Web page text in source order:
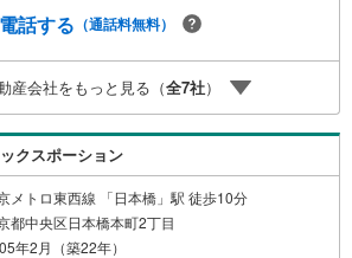
電話する （通話料無料）
産会社をもっと見る（全7社）
クスポーション
メトロ東西線 「日本橋」駅 徒歩10分
都中央区日本橋本町2丁目
年2月（築22年）